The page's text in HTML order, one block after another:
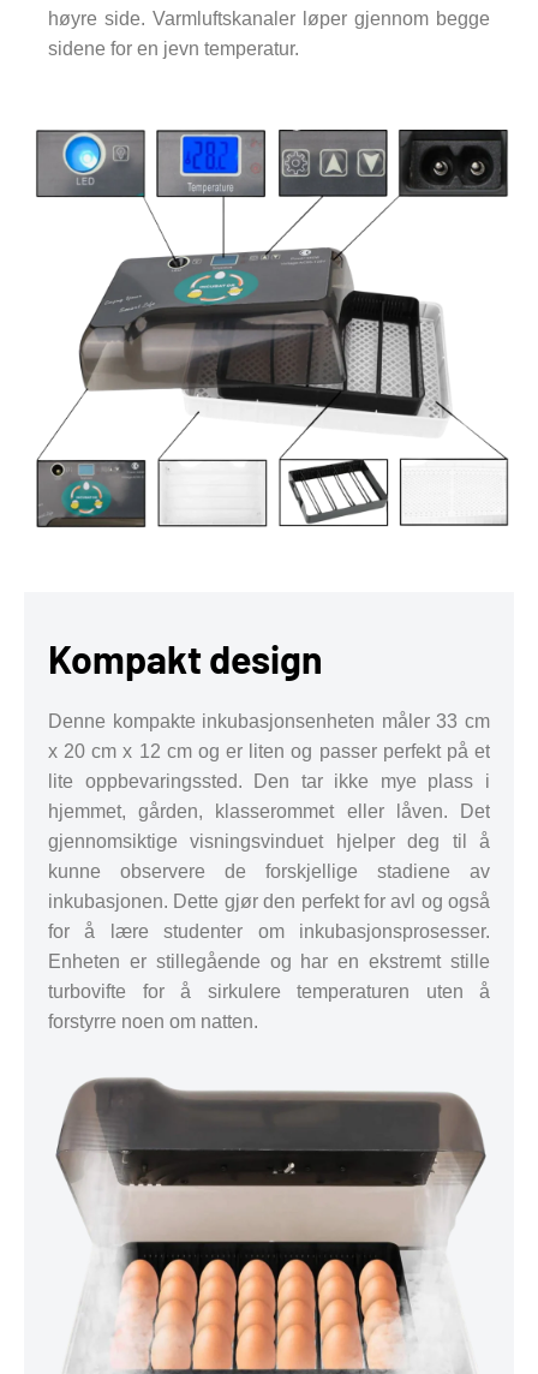
høyre side. Varmluftskanaler løper gjennom begge
sidene for en jevn temperatur.
Kompakt design
Denne kompakte inkubasjonsenheten måler 33 cm
x 20 cm x 12 cm og er liten og passer perfekt på et
lite oppbevaringssted. Den tar ikke mye plass i
hjemmet, gården, klasserommet eller låven. Det
gjennomsiktige visningsvinduet hjelper deg til å
kunne observere de forskjellige stadiene av
inkubasjonen. Dette gjør den perfekt for avl og også
for å lære studenter om inkubasjonsprosesser.
Enheten er stillegående og har en ekstremt stille
turbovifte for å sirkulere temperaturen uten å
forstyrre noen om natten.